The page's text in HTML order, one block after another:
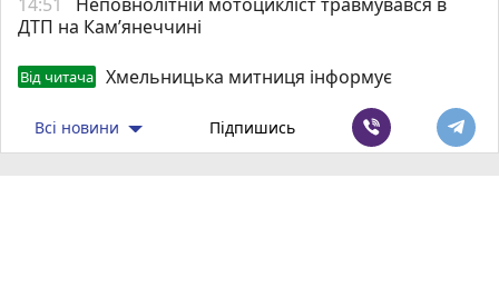
ДТП на Кам’янеччині
Від читача Хмельницька митниця інформує
Всі новини Підпишись